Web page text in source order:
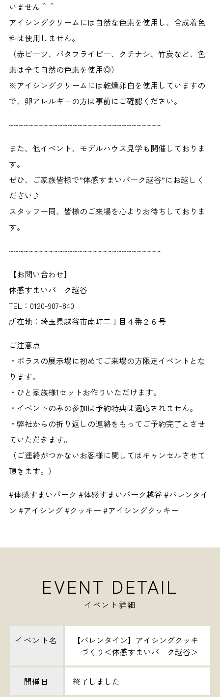
いません＾＾
アイシングクリームには自然な色素を使用し、合成着色
料は使用しません。
（赤ビーツ、バタフライピー、クチナシ、竹炭など、色
素は全て自然の色素を使用◎）
※アイシングクリームには乾燥卵白を使用していますの
で、卵アレルギーの方は事前にご確認ください。
~~~~~~~~~~~~~~~~~~~~~~~~~~~~~~~
また、他イベント、モデルハウス見学も開催しておりま
す。
ぜひ、ご家族皆様で”体感すまいパーク越谷”にお越しく
ださい♪
スタッフ一同、皆様のご来場を心よりお待ちしておりま
す。
~~~~~~~~~~~~~~~~~~~~~~~~~~~~~~~
【お問い合わせ】
体感すまいパーク越谷
TEL：0120-907-840
所在地：埼玉県越谷市南町二丁目４番２６号
ご注意点
・ポラスの展示場に初めてご来場の方限定イベントとな
ります。
・ひと家族様1セットお作りいただけます。
・イベントのみの参加は予約特典は適応されません。
・弊社からの折り返しの連絡をもってご予約完了とさせ
ていただきます。
（ご連絡がつかないお客様に関してはキャンセルさせて
頂きます。）
#体感すまいパーク #体感すまいパーク越谷 #バレンタイ
ン #アイシング #クッキー #アイシングクッキー
EVENT DETAIL
イベント詳細
イベント名
【バレンタイン】アイシングクッキ
ーづくり＜体感すまいパーク越谷＞
開催日 終了しました